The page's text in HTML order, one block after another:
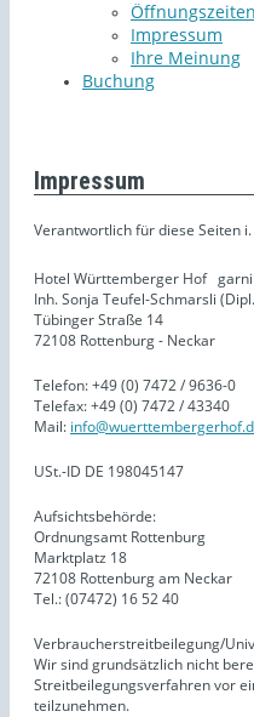
Öffnungszeiten
Impressum
Ihre Meinung
Buchung
Impressum
Verantwortlich für diese Seiten i.
Hotel Württemberger Hof garni
Inh. Sonja Teufel-Schmarsli
Tübinger Straße 14
72108 Rottenburg - Neckar
Telefon: +49 (0) 7472 / 9636-0
Telefax: +49 (0) 7472 / 43340
Mail:
USt.-ID DE 198045147
Aufsichtsbehörde:
Ordnungsamt Rottenburg
Marktplatz 18
72108 Rottenburg am Neckar
Tel.: (07472) 16 52 40
Verbraucherstreitbeilegung/
Wir sind grundsätzlich nicht
Streitbeilegungsverfahren vor
teilzunehmen.